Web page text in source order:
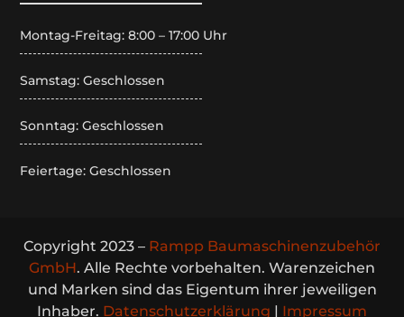
Montag-Freitag: 8:00 – 17:00 Uhr
Samstag: Geschlossen
Sonntag: Geschlossen
Feiertage: Geschlossen
Copyright 2023 – Rampp Baumaschinenzubehör
GmbH. Alle Rechte vorbehalten. Warenzeichen
und Marken sind das Eigentum ihrer jeweiligen
Inhaber. Datenschutzerklärung | Impressum